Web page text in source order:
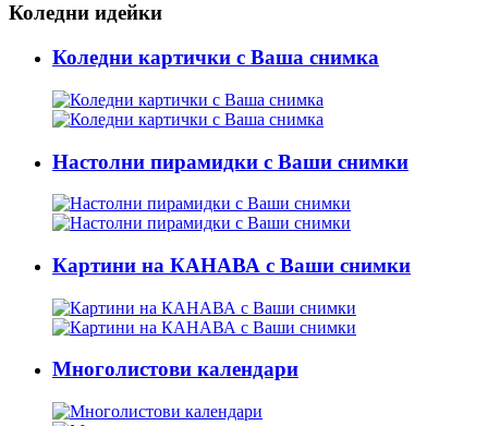
Коледни идейки
Коледни картички с Ваша снимка
Настолни пирамидки с Ваши снимки
Картини на КАНАВА с Ваши снимки
Многолистови календари